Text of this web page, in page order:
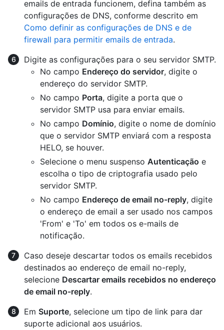
emails de entrada funcionem, defina também as
configurações de DNS, conforme descrito em
Como definir as configurações de DNS e de
firewall para permitir emails de entrada.
Digite as configurações para o seu servidor SMTP.
No campo Endereço do servidor, digite o
endereço do servidor SMTP.
No campo Porta, digite a porta que o
servidor SMTP usa para enviar emails.
No campo Domínio, digite o nome de domínio
que o servidor SMTP enviará com a resposta
HELO, se houver.
Selecione o menu suspenso Autenticação e
escolha o tipo de criptografia usado pelo
servidor SMTP.
No campo Endereço de email no-reply, digite
o endereço de email a ser usado nos campos
'From' e 'To' em todos os e-mails de
notificação.
Caso deseje descartar todos os emails recebidos
destinados ao endereço de email no-reply,
selecione Descartar emails recebidos no endereço
de email no-reply.
Em Suporte, selecione um tipo de link para dar
suporte adicional aos usuários.